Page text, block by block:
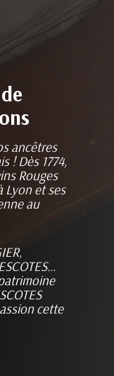
ancêtres
! Dès 1774,
Rouges
Lyon et ses
au
cette